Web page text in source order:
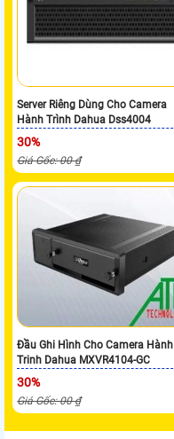
Server Riêng Dùng Cho Camera
Hành Trình Dahua Dss4004
30%
Giá Gốc: 00 ₫
Đầu Ghi Hình Cho Camera Hành
Trinh Dahua MXVR4104-GC
30%
Giá Gốc: 00 ₫